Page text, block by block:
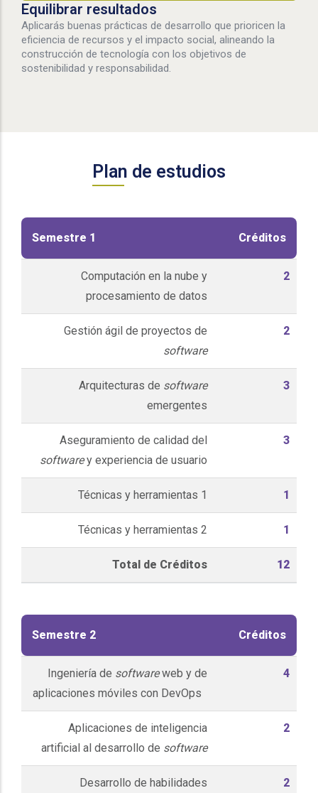
Equilibrar resultados
Aplicarás buenas prácticas de desarrollo que prioricen la
eficiencia de recursos y el impacto social, alineando la
construcción de tecnología con los objetivos de
sostenibilidad y responsabilidad.
Plan de estudios
Semestre 1 Créditos
Computación en la nube y
procesamiento de datos
2
Gestión ágil de proyectos de
software
2
Arquitecturas de software
emergentes
3
Aseguramiento de calidad del
softwarey experiencia de usuario
3
Técnicas y herramientas 1 1
Técnicas y herramientas 2 1
Total de Créditos 12
Semestre 2 Créditos
Ingeniería de softwareweb y de
aplicaciones móviles con DevOps
4
Aplicaciones de inteligencia
artificial al desarrollo de software
2
Desarrollo de habilidades 2